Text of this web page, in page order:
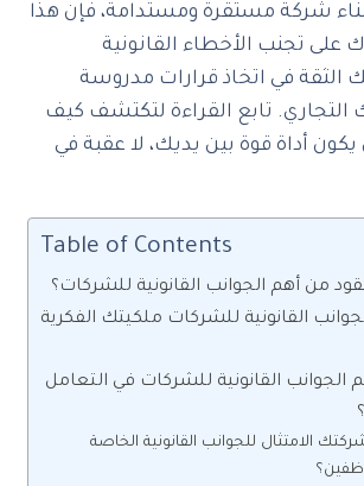
شركة مستقرة ومستدامة، فإن هذا
تجنب الأخطاء القانونية
الثقة في اتخاذ قرارات مدروسة
تابع القراءة لتكتشف كيف
أداة قوة بين يديك، لا عقبة في
Table of Contents
من أهم الجوانب القانونية للشركات؟
القانونية للشركات ملكيتك الفكرية
الجوانب القانونية للشركات في التعامل
الامتثال للجوانب القانونية الخاصة